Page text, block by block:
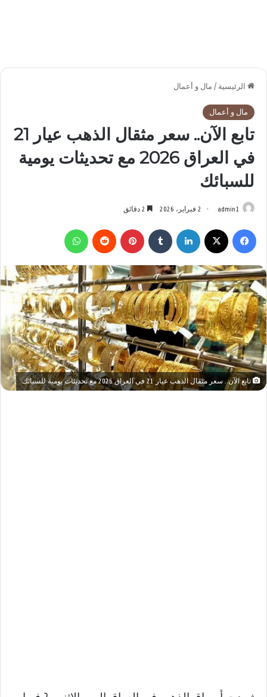
الرئيسية / مال و أعمال
مال و أعمال
تابع الآن.. سعر مثقال الذهب عيار 21
في العراق 2026 مع تحديثات يومية
للسبائك
admin1 2 فبراير، 2026
فيسبوك لينكدإن بينتيريست
تابع الآن.. سعر مثقال الذهب عيار 21 في العراق 2026 مع تحديثات يومية للسبائك